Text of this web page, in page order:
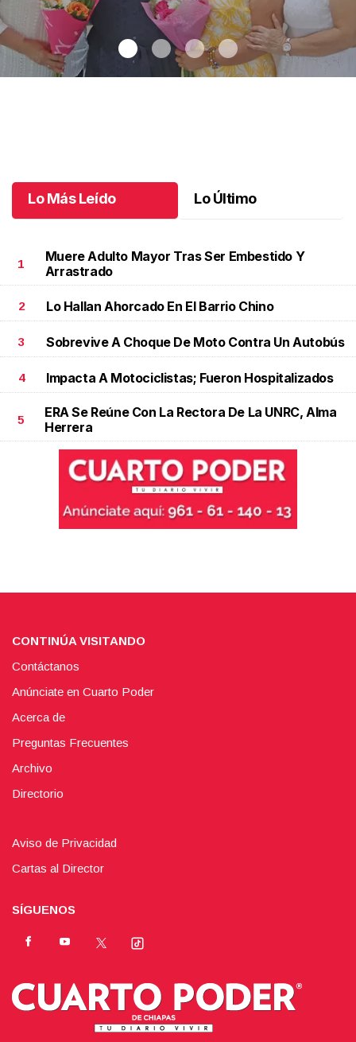
Lo Más Leído Lo Último
1
Muere Adulto Mayor Tras Ser Embestido Y
Arrastrado
2 Lo Hallan Ahorcado En El Barrio Chino
3 Sobrevive A Choque De Moto Contra Un Autobús
4 Impacta A Motociclistas; Fueron Hospitalizados
5
ERA Se Reúne Con La Rectora De La UNRC, Alma
Herrera
CONTINÚA VISITANDO
Contáctanos
Anúnciate en Cuarto Poder
Acerca de
Preguntas Frecuentes
Archivo
Directorio
Aviso de Privacidad
Cartas al Director
SÍGUENOS